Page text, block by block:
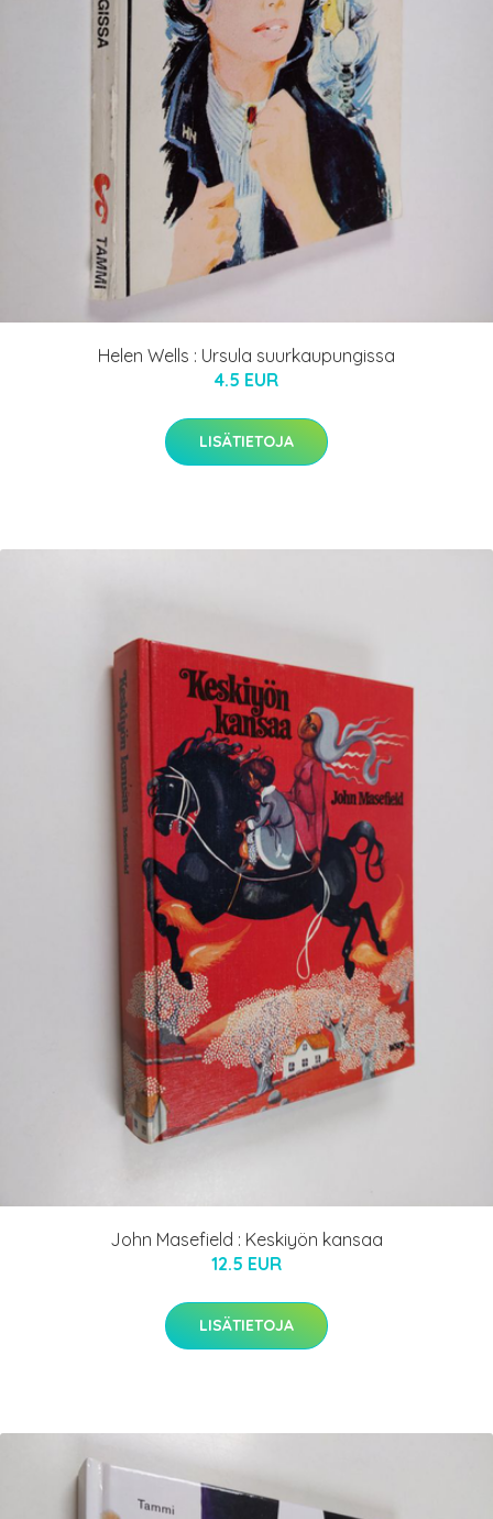
Helen Wells : Ursula suurkaupungissa
4.5 EUR
LISÄTIETOJA
John Masefield : Keskiyön kansaa
12.5 EUR
LISÄTIETOJA